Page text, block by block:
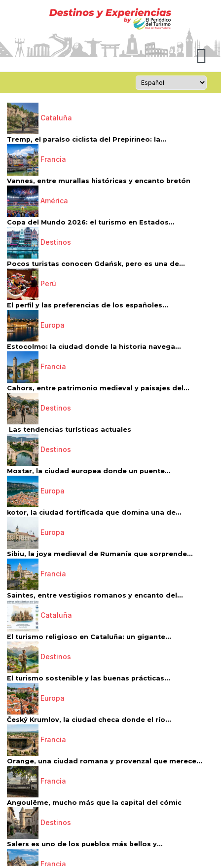
Cataluña
Tremp, el paraíso ciclista del Prepirineo: la...
Francia
Vannes, entre murallas históricas y encanto bretón
América
Copa del Mundo 2026: el turismo en Estados...
Destinos
Pocos turistas conocen Gdańsk, pero es una de...
Perú
El perfil y las preferencias de los españoles...
Europa
Estocolmo: la ciudad donde la historia navega...
Francia
Cahors, entre patrimonio medieval y paisajes del...
Destinos
Las tendencias turísticas actuales
Destinos
Mostar, la ciudad europea donde un puente...
Europa
kotor, la ciudad fortificada que domina una de...
Europa
Sibiu, la joya medieval de Rumanía que sorprende...
Francia
Saintes, entre vestigios romanos y encanto del...
Cataluña
El turismo religioso en Cataluña: un gigante...
Destinos
El turismo sostenible y las buenas prácticas...
Europa
Český Krumlov, la ciudad checa donde el río...
Francia
Orange, una ciudad romana y provenzal que merece...
Francia
Angoulême, mucho más que la capital del cómic
Destinos
Salers es uno de los pueblos más bellos y...
Francia